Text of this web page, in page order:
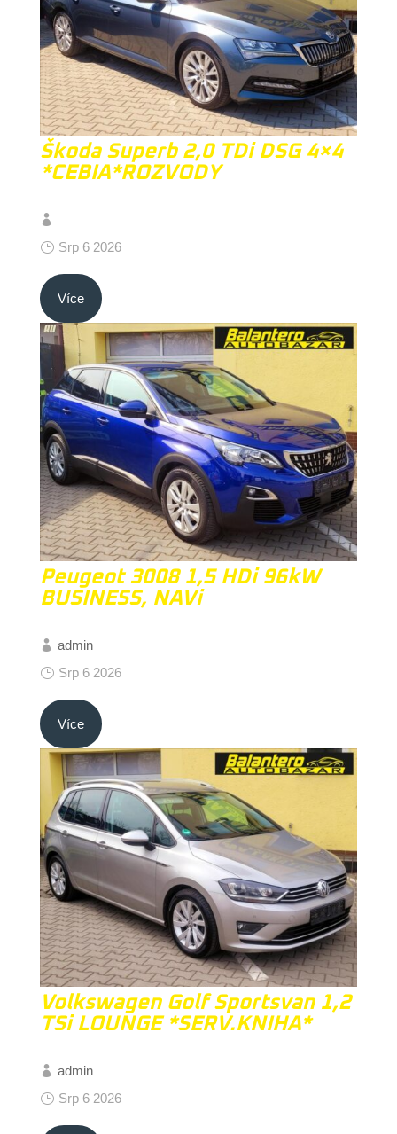
Škoda Superb 2,0 TDi DSG 4×4
*CEBIA*ROZVODY
Srp 6 2026
Více
Peugeot 3008 1,5 HDi 96kW
BUSINESS, NAVi
admin
Srp 6 2026
Více
Volkswagen Golf Sportsvan 1,2
TSi LOUNGE *SERV.KNIHA*
admin
Srp 6 2026